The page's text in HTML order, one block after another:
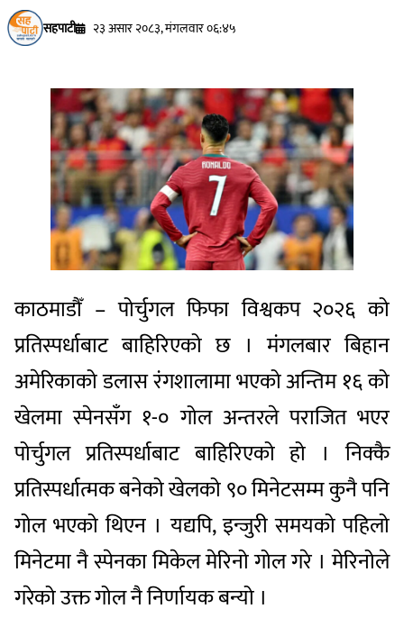
सहपाटी २३ असार २०८३, मंगलवार ०६:४५
काठमाडौँ – पोर्चुगल फिफा विश्वकप २०२६ को
प्रतिस्पर्धाबाट बाहिरिएको छ । मंगलबार बिहान
अमेरिकाको डलास रंगशालामा भएको अन्तिम १६ को
खेलमा स्पेनसँग १-० गोल अन्तरले पराजित भएर
पोर्चुगल प्रतिस्पर्धाबाट बाहिरिएको हो । निक्कै
प्रतिस्पर्धात्मक बनेको खेलको ९० मिनेटसम्म कुनै पनि
गोल भएको थिएन । यद्यपि, इन्जुरी समयको पहिलो
मिनेटमा नै स्पेनका मिकेल मेरिनो गोल गरे । मेरिनोले
गरेको उक्त गोल नै निर्णायक बन्यो ।